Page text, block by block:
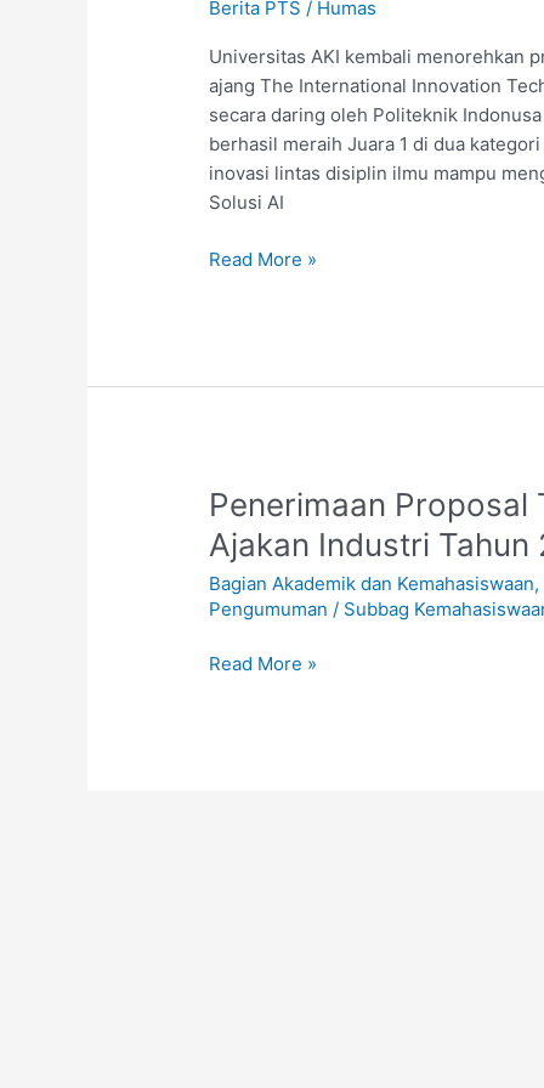
Berita PTS / Humas
Universitas AKI kembali menorehkan
ajang The International Innovation
secara daring oleh Politeknik
berhasil meraih Juara 1 di dua
inovasi lintas disiplin ilmu mampu
Solusi AI
Read More »
Penerimaan Proposal
Ajakan Industri
Bagian Akademik dan Kemahasiswaan,
Pengumuman / Subbag
Penerimaan
Proposal
Tangkap
Peluang
Program
Industri
Read More »